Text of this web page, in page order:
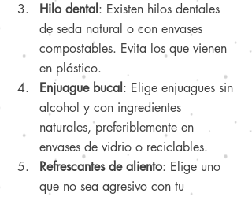
Hilo dental : Existen hilos dentales
de seda natural o con envases
compostables. Evita los que vienen
en plástico.
Enjuague bucal : Elige enjuagues sin
alcohol y con ingredientes
naturales, preferiblemente en
envases de vidrio o reciclables.
Refrescantes de aliento: Elige uno
que no sea agresivo con tu